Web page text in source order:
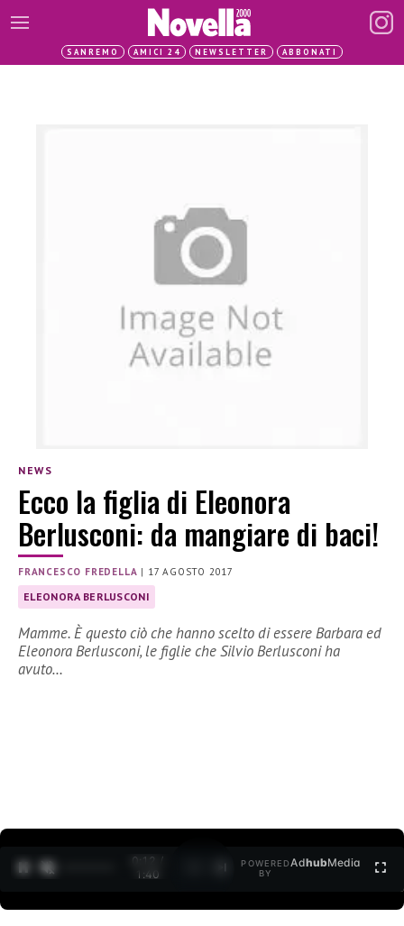
SANREMO AMICI 24 NEWSLETTER ABBONATI
NEWS
Ecco la figlia di Eleonora
Berlusconi: da mangiare di baci!
FRANCESCO FREDELLA | 17 AGOSTO 2017
ELEONORA BERLUSCONI
Mamme. È questo ciò che hanno scelto di essere Barbara ed
Eleonora Berlusconi, le figlie che Silvio Berlusconi ha
avuto…
0:12 /
1:40
POWERED
BY
AdhubMedia